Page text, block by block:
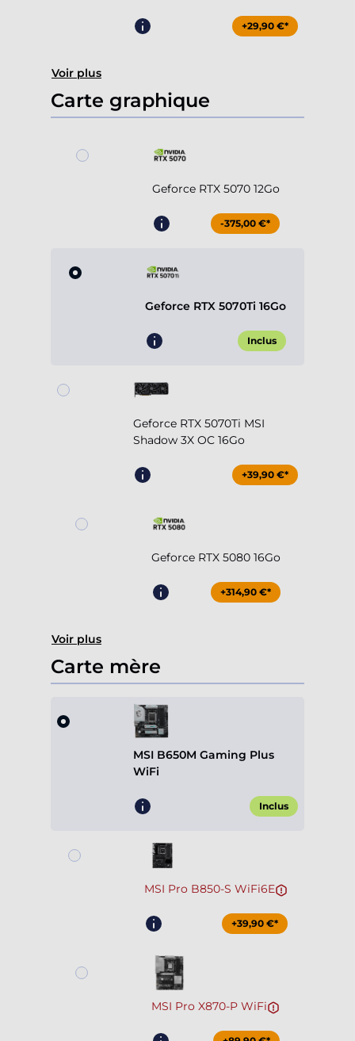
+29,90 €*
Voir plus
Carte graphique
Geforce RTX 5070 12Go
-375,00 €*
Geforce RTX 5070Ti 16Go
Inclus
Geforce RTX 5070Ti MSI
Shadow 3X OC 16Go
+39,90 €*
Geforce RTX 5080 16Go
+314,90 €*
Voir plus
Carte mère
MSI B650M Gaming Plus
WiFi
Inclus
MSI Pro B850-S WiFi6E
+39,90 €*
MSI Pro X870-P WiFi